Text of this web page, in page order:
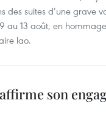
des suites d’une grave
au 13 août, en
lao.
son